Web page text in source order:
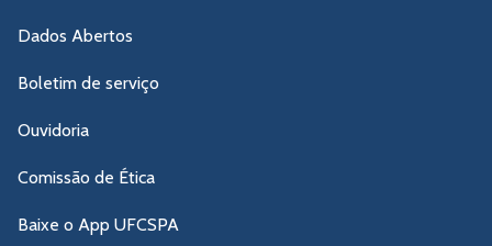
Dados Abertos
Boletim de serviço
Ouvidoria
Comissão de Ética
Baixe o App UFCSPA